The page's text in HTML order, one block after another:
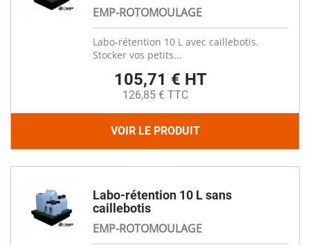
EMP-ROTOMOULAGE
Labo-rétention 10 L avec caillebotis.
Stocker vos petits...
105,71 € HT
126,85 € TTC
VOIR LE PRODUIT
Labo-rétention 10 L sans
caillebotis
EMP-ROTOMOULAGE